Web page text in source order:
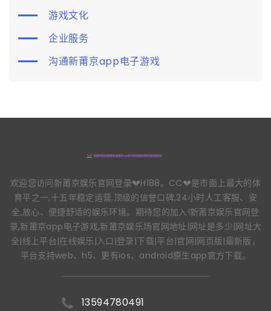
游戏文化
企业服务
沟通新莆京app电子游戏
欢迎您访问新莆京娱乐官网登录💔H188。CC💔是市面上最大的体
育平之一,十五年稳定运营,顶级的信誉口碑,24小时人工客服、安
全,放心、便捷舒适的娱乐环境。期待您的加入!新莆京娱乐官网登
录,新莆京app电子游戏,新莆京娱乐场官网地址|网址是多少|网址大
全|线上平台|在线娱乐|入口|登录|下载|平台|官网|网页版|最新版，
平台支持web、h5、更有ios、android原生app官方下载。
13594780491